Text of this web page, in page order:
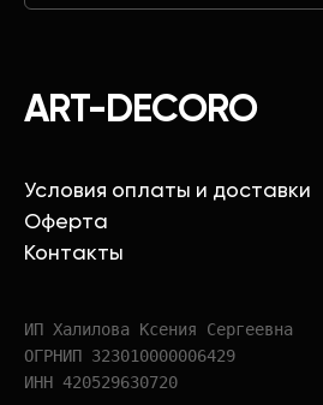
ART-DECORO
Условия оплаты и доставки
Оферта
Контакты
ИП Халилова Ксения Сергеевна
ОГРНИП 323010000006429
ИНН 420529630720